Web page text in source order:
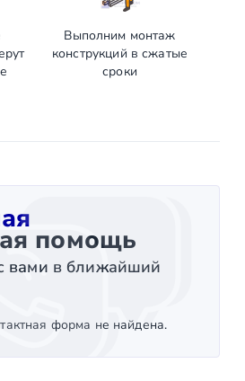
Выполним монтаж
конструкций в сжатые
сроки
помощь
вами в ближайший
форма не найдена.